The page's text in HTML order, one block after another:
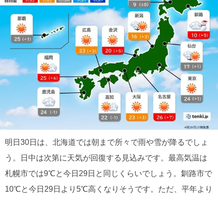
明日30日は、北海道では朝まで所々で雨や雪が降るでしょ
う。日中は次第に天気が回復する見込みです。最高気温は
札幌市では9℃と今日29日と同じくらいでしょう。釧路市で
10℃と今日29日より5℃高くなりそうです。ただ、平年より